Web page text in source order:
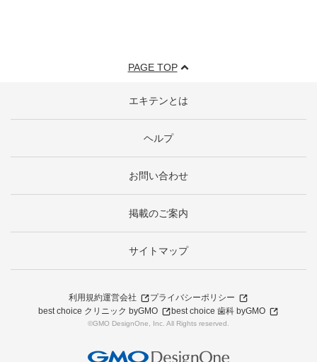
PAGE TOP
エキテンとは
ヘルプ
お問い合わせ
掲載のご案内
サイトマップ
利用規約運営会社
プライバシーポリシー
best choice クリニック byGMO
best choice 歯科 byGMO
©GMO DesignOne, Inc. All Rights reserved.